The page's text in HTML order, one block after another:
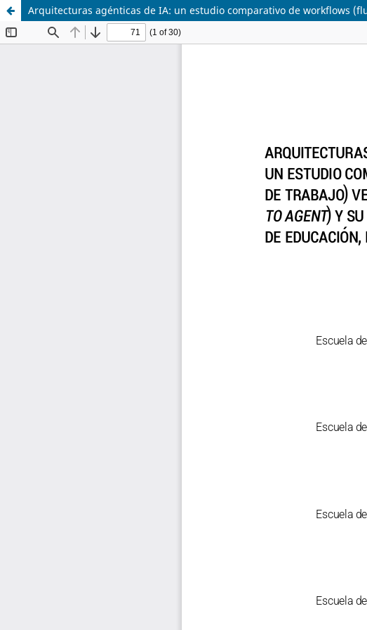
Arquitecturas agénticas de IA: un estudio comparativo de workflows